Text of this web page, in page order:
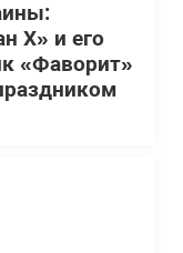
Х» и его
«Фаворит»